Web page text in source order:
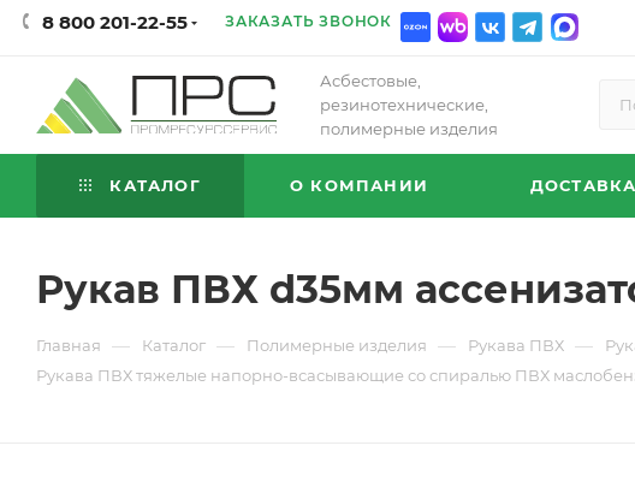
8 800 201-22-55 ЗАКАЗАТЬ ЗВОНОК
Асбестовые,
резинотехнические,
полимерные изделия
КАТАЛОГ О КОМПАНИИ
Рукав ПВХ d35мм
Главная — Каталог — Полимерные изделия — Рукава ПВХ —
Рукава ПВХ тяжелые напорно-всасывающие со спиралью ПВХ